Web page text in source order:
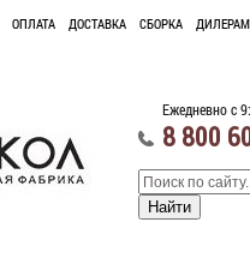
ОПЛАТА ДОСТАВКА СБОРКА ДИЛЕРАМ
Ежедневно с
8 800